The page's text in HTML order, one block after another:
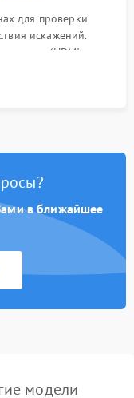
для проверки
искажений.
портов (HDMI,
под нагрузкой в
в ближайшее
модели